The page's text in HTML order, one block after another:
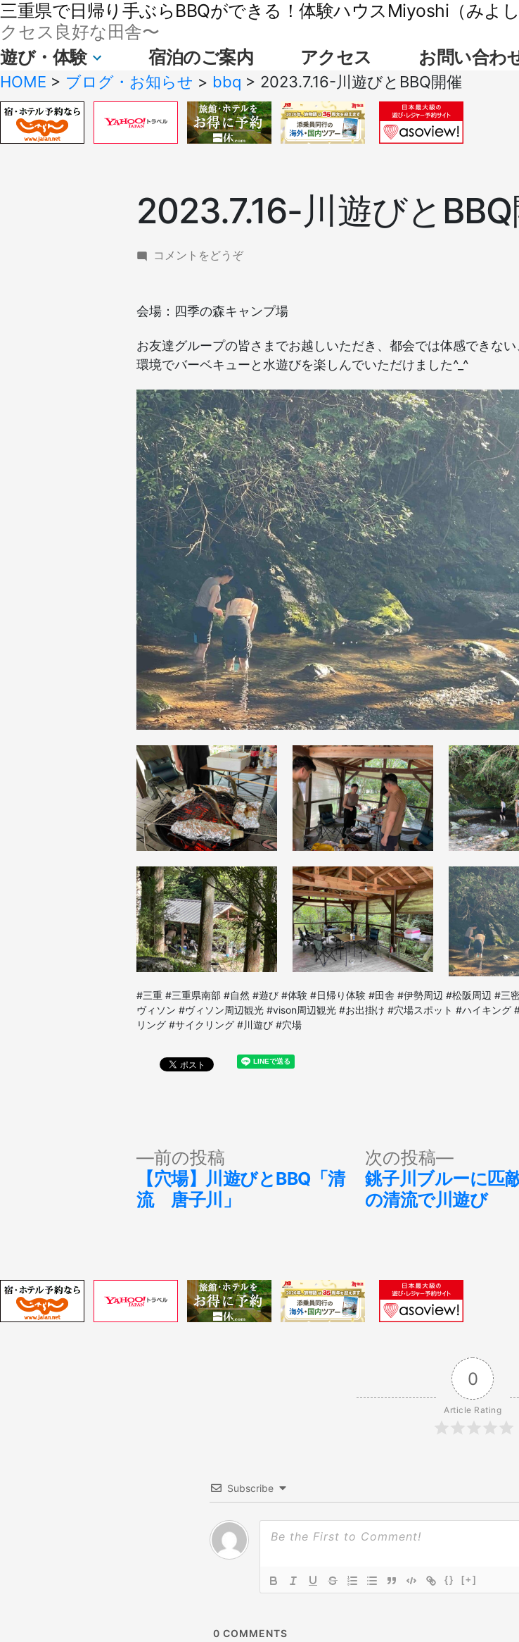
三重県で日帰り手ぶらBBQができる！体験ハウスMiyoshi（みよし
クセス良好な田舎〜
遊び・体験 宿泊のご案内 アクセス
お問い合わ
HOME > ブログ・お知らせ > bbq > 2023.7.16-川遊びとBBQ開催
2023.7.16-川遊びと
コメントをどうぞ(2023.7.16-
と
開
催)
会場：四季の森キャンプ場
お友達グループの皆さまでお越しいただき、都会では体感できな
環境でバーベキューと水遊びを楽しんでいただけました^_^
#三重 #三重県南部 #自然 #遊び #体験 #日帰り体験 #田舎 #伊勢周辺 #松阪周辺 #三
ヴィソン #ヴィソン周辺観光 #vison周辺観光 #お出掛け #穴場スポット #ハイキング
リング #サイクリング #川遊び #穴場
ビ
ゲ
前の投稿
の
投
【穴場】川遊びとBBQ「清
流 唐子川」
次の投稿
次
の
投
銚子川ブルーに匹
の清流で川遊び
0
Article Rating
Subscribe
{} [+]
0 COMMENTS